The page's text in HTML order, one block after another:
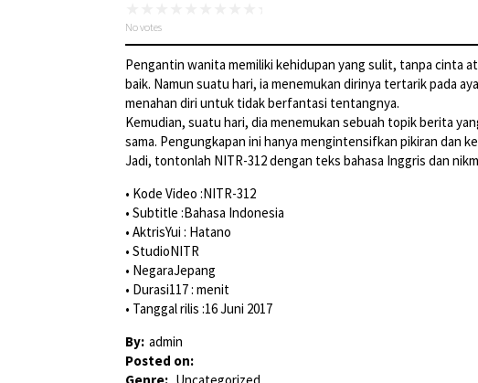
No votes
Pengantin wanita memiliki kehidupan yang sulit, tanpa cinta
baik. Namun suatu hari, ia menemukan dirinya tertarik pada
menahan diri untuk tidak berfantasi tentangnya.
Kemudian, suatu hari, dia menemukan sebuah topik berita
sama. Pengungkapan ini hanya mengintensifkan pikiran dan
Jadi, tontonlah NITR-312 dengan teks bahasa Inggris dan
• Kode Video :NITR-312
• Subtitle :Bahasa Indonesia
• AktrisYui : Hatano
• StudioNITR
• NegaraJepang
• Durasi117 : menit
• Tanggal rilis :16 Juni 2017
By: admin
Posted on: